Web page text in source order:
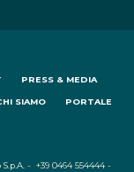
PRESS & MEDIA
SIAMO PORTALE
- +39 0464 554444 -